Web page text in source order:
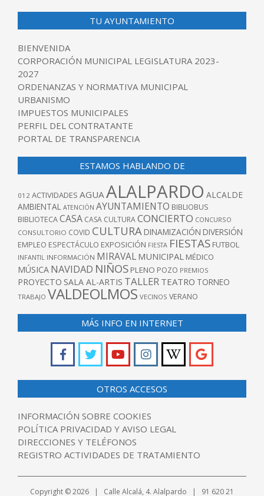
TU AYUNTAMIENTO
BIENVENIDA
CORPORACIÓN MUNICIPAL LEGISLATURA 2023-
2027
ORDENANZAS Y NORMATIVA MUNICIPAL
URBANISMO
IMPUESTOS MUNICIPALES
PERFIL DEL CONTRATANTE
PORTAL DE TRANSPARENCIA
ESTAMOS HABLANDO DE
012 ACTIVIDADES AGUA ALALPARDO ALCALDE
AMBIENTAL ATENCIÓN AYUNTAMIENTO BIBLIOBUS
BIBLIOTECACASA CASA CULTURACONCIERTO CONCURSO
CONSULTORIO COVID CULTURA DINAMIZACIÓN DIVERSIÓN
EMPLEO ESPECTÁCULO EXPOSICIÓN FIESTA FIESTAS FUTBOL
INFANTIL INFORMACIÓN MIRAVAL MUNICIPAL MÉDICO
MÚSICA NAVIDAD NIÑOS PLENO POZO PREMIOS
PROYECTO SALA AL-ARTIS TALLER TEATRO TORNEO
TRABAJO VALDEOLMOS VECINOS VERANO
MÁS INFO EN INTERNET
OTROS ACCESOS
INFORMACIÓN SOBRE COOKIES
POLÍTICA PRIVACIDAD Y AVISO LEGAL
DIRECCIONES Y TELÉFONOS
REGISTRO ACTIVIDADES DE TRATAMIENTO
Copyright © 2026 | Calle Alcalá, 4. Alalpardo | 91 620 21